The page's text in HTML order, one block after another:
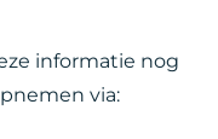
informatie nog
via: